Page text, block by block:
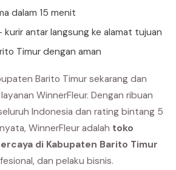
dalam 15 menit
kurir antar langsung ke alamat tujuan
Timur dengan aman
Barito Timur sekarang dan
WinnerFleur. Dengan ribuan
Indonesia dan rating bintang 5
WinnerFleur adalah toko
di Kabupaten Barito Timur
dan pelaku bisnis.